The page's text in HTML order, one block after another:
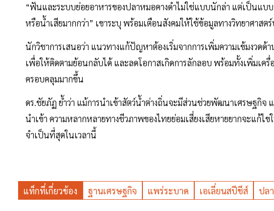
“ฟันและระบบย่อยอาหารของปลาหมอคางดำไม่ใช่แบบนักล่า แต่เป็นแบ
หรือน้ำเสียมากกว่า” เขาระบุ พร้อมเตือนสังคมให้ใช้ข้อมูลทางวิทยาศาสต
นักวิชาการเสนอว่า แนวทางแก้ปัญหาต้องเริ่มจากการเพิ่มความเข้มงวด
เพื่อให้ติดตามย้อนกลับได้ และลดโอกาสเกิดการลักลอบ พร้อมทั้งเพิ่มเครื่
ครอบคลุมมากขึ้น
ดร.ชัยภัฏ ย้ำว่า แม้การนำเข้าสัตว์น้ำต่างถิ่นจะมีส่วนช่วยพัฒนาเศรษฐกิจ
นำเข้า ความหลากหลายทางชีวภาพของไทยย่อมเสี่ยงเสียหายยากจะแก้ไ
จำเป็นที่สุดในเวลานี้
แท็กที่เกี่ยวข้อง ฐานเศรษฐกิจ แพร่ระบาด เอเลี่ยนสปีชีส์ ปล